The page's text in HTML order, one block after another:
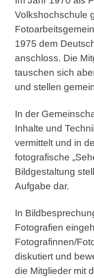
Volkshochschule
1975 dem
anschloss. Die
tauschen sich
und stellen
In der
Inhalte und
vermittelt und in
fotografische
Bildgestaltung
Aufgabe dar.
In
Fotografien
Fotografinnen/
diskutiert und
die Mitglieder mit